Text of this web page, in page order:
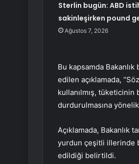
Sterlin bugün: ABD
sakinleşirken pound
Ağustos 7, 2026
Bu kapsamda
edilen açıklamada,
kullanılmış,
durdurulmasına
Açıklamada, Bakanlık
yurdun çeşitli illerinde
edildiği belirtildi.